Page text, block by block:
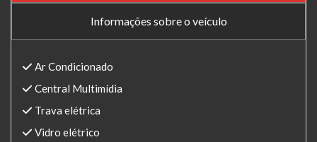
Informações sobre o veículo
Ar Condicionado
Central Multimídia
Trava elétrica
Vidro elétrico